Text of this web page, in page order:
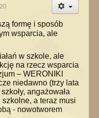
formę i sposób
wsparcia, ale
w szkole, ale
na rzecz wsparcia
– WERONIKI
niedawno (trzy lata
angażowała
a teraz musi
- nowotworem